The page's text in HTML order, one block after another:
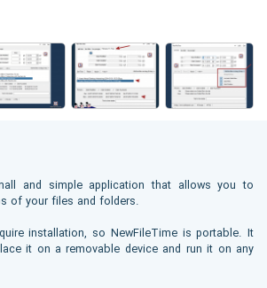
and simple application that allows you to
of your files and folders.
installation, so NewFileTime is portable. It
it on a removable device and run it on any